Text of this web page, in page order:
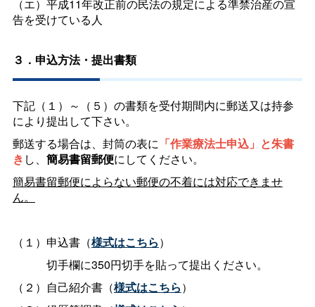
（エ）平成11年改正前の民法の規定による準禁治産の宣
告を受けている人
３．申込方法・提出書類
下記（１）～（５）の書類を受付期間内に郵送又は持参
により提出して下さい。
郵送する場合は、封筒の表に 「作業療法士申込」と朱書
き し、 簡易書留郵便にしてください。
簡易書留郵便によらない郵便の不着には対応できませ
ん。
（１）申込書（様式はこちら）
切手欄に350円切手を貼って提出ください。
（２）自己紹介書（様式はこちら）